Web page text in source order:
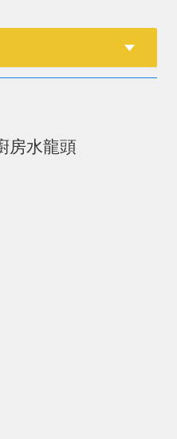
房水龍頭